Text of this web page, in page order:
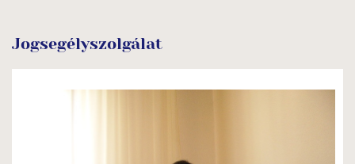
Jogsegélyszolgálat